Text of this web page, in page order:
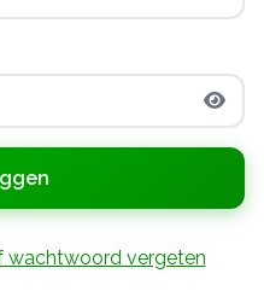
wachtwoord vergeten